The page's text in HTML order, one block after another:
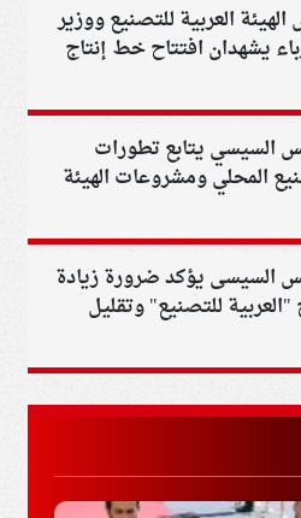
العربية للتصنيع ووزير
يشهدان افتتاح خط إنتاج
الجهد العالي والفائق
الطائرات
السيسي يتابع تطورات
المحلي ومشروعات الهيئة
للتصنيع
السيسى يؤكد ضرورة زيادة
"العربية للتصنيع" وتقليل